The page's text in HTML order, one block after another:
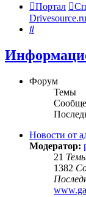
Портал
Drivesource.ru
Поиск
Форум
Темы
Новости от
Модератор:
21
1382